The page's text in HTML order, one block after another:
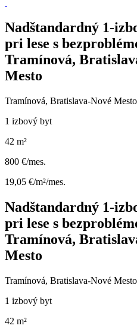
Nadštandardný 1-
pri lese s
Tramínová,
Mesto
Tramínová, Bratislava-Nové
1 izbový byt
42 m²
800 €/mes.
19,05 €/m²/mes.
Nadštandardný 1-
pri lese s
Tramínová,
Mesto
Tramínová, Bratislava-Nové
1 izbový byt
42 m²